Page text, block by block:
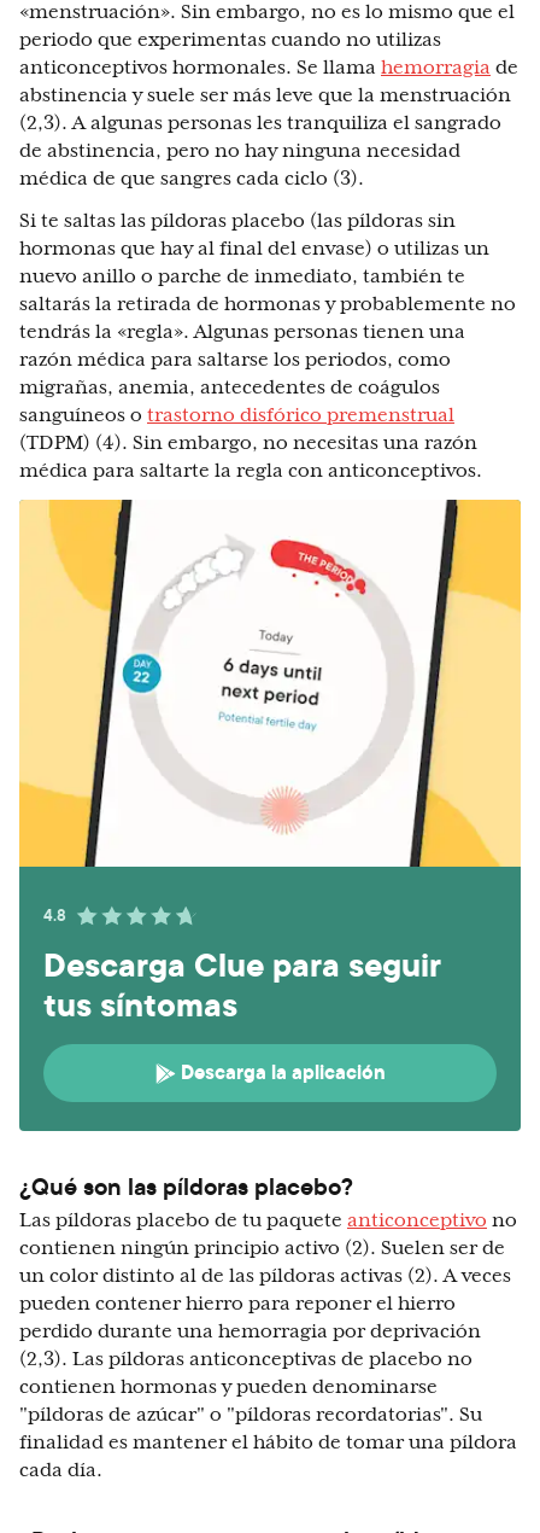
«menstruación». Sin embargo, no es lo mismo que el
periodo que experimentas cuando no utilizas
anticonceptivos hormonales. Se llama hemorragia de
abstinencia y suele ser más leve que la menstruación
(2,3). A algunas personas les tranquiliza el sangrado
de abstinencia, pero no hay ninguna necesidad
médica de que sangres cada ciclo (3).
Si te saltas las píldoras placebo (las píldoras sin
hormonas que hay al final del envase) o utilizas un
nuevo anillo o parche de inmediato, también te
saltarás la retirada de hormonas y probablemente no
tendrás la «regla». Algunas personas tienen una
razón médica para saltarse los periodos, como
migrañas, anemia, antecedentes de coágulos
sanguíneos o trastorno disfórico premenstrual
(TDPM) (4). Sin embargo, no necesitas una razón
médica para saltarte la regla con anticonceptivos.
4.8
Descarga Clue para seguir
tus síntomas
Descarga la aplicación
¿Qué son las píldoras placebo?
Las píldoras placebo de tu paquete anticonceptivo no
contienen ningún principio activo (2). Suelen ser de
un color distinto al de las píldoras activas (2). A veces
pueden contener hierro para reponer el hierro
perdido durante una hemorragia por deprivación
(2,3). Las píldoras anticonceptivas de placebo no
contienen hormonas y pueden denominarse
"píldoras de azúcar" o "píldoras recordatorias". Su
finalidad es mantener el hábito de tomar una píldora
cada día.